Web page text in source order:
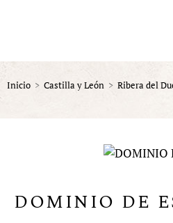
Inicio > Castilla y León > Ribera del
DOMINIO DE